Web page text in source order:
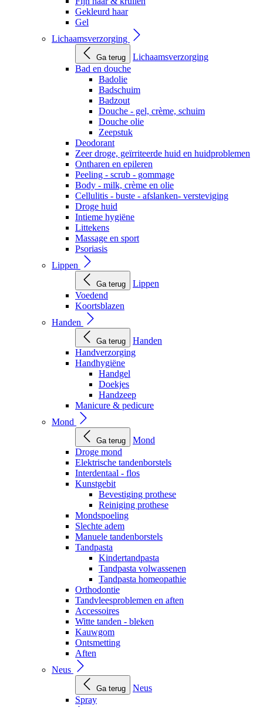
Gekleurd haar
Gel
Lichaamsverzorging
Ga terug
Lichaamsverzorging
Bad en douche
Badolie
Badschuim
Badzout
Douche - gel, crème, schuim
Douche olie
Zeepstuk
Deodorant
Zeer droge, geïrriteerde huid en huidproblemen
Ontharen en epileren
Peeling - scrub - gommage
Body - milk, crème en olie
Cellulitis - buste - afslanken- versteviging
Droge huid
Intieme hygiëne
Littekens
Massage en sport
Psoriasis
Lippen
Ga terug
Lippen
Voedend
Koortsblazen
Handen
Ga terug
Handen
Handverzorging
Handhygiëne
Handgel
Doekjes
Handzeep
Manicure & pedicure
Mond
Ga terug
Mond
Droge mond
Elektrische tandenborstels
Interdentaal - flos
Kunstgebit
Bevestiging prothese
Reiniging prothese
Mondspoeling
Slechte adem
Manuele tandenborstels
Tandpasta
Kindertandpasta
Tandpasta volwassenen
Tandpasta homeopathie
Orthodontie
Tandvleesproblemen en aften
Accessoires
Witte tanden - bleken
Kauwgom
Ontsmetting
Aften
Neus
Ga terug
Neus
Spray